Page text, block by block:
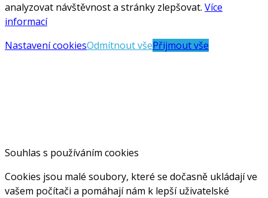
analyzovat návštěvnost a stránky zlepšovat. Více
informací
Nastavení cookiesOdmítnout všePřijmout vše
Souhlas s používáním cookies
Cookies jsou malé soubory, které se dočasně ukládají ve
vašem počítači a pomáhají nám k lepší uživatelské